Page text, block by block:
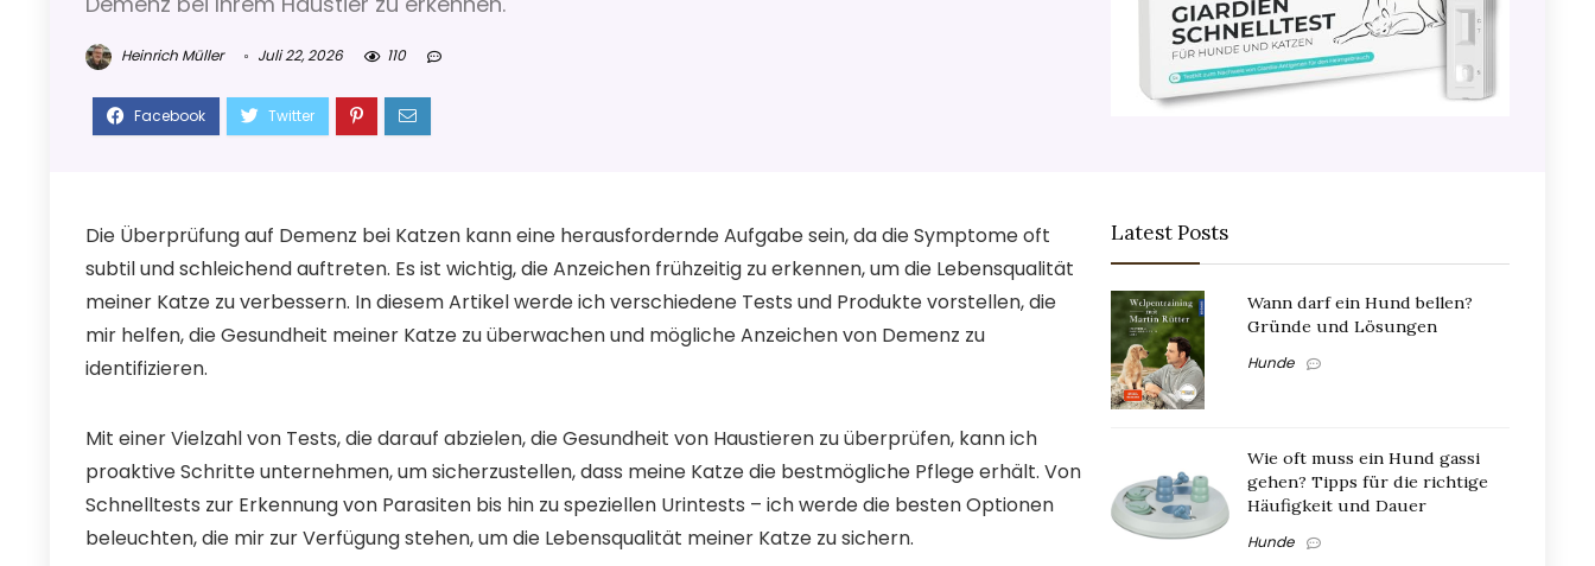
Heinrich Müller Juli 22, 2026 110
Die Überprüfung auf Demenz bei Katzen kann eine herausfordernde Aufgabe sein, da die Symptome oft
subtil und schleichend auftreten. Es ist wichtig, die Anzeichen frühzeitig zu erkennen, um die Lebensqualität
meiner Katze zu verbessern. In diesem Artikel werde ich verschiedene Tests und Produkte vorstellen, die
mir helfen, die Gesundheit meiner Katze zu überwachen und mögliche Anzeichen von Demenz zu
identifizieren.
Mit einer Vielzahl von Tests, die darauf abzielen, die Gesundheit von Haustieren zu überprüfen, kann ich
proaktive Schritte unternehmen, um sicherzustellen, dass meine Katze die bestmögliche Pflege erhält. Von
Schnelltests zur Erkennung von Parasiten bis hin zu speziellen Urintests – ich werde die besten Optionen
beleuchten, die mir zur Verfügung stehen, um die Lebensqualität meiner Katze zu sichern.
Latest Posts
Wann darf ein Hund bellen?
Gründe und Lösungen
Hunde
Wie oft muss ein Hund gassi
gehen? Tipps für die richtige
Häufigkeit und Dauer
Hunde